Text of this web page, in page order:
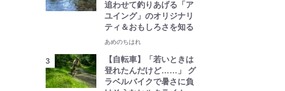
追わせて釣りあげる「ア
ユイング」のオリジナリ
ティ＆おもしろさを知る
あめのちはれ
【自転車】「若いときは
登れたんだけど……」 グ
ラベルバイクで暑さに負